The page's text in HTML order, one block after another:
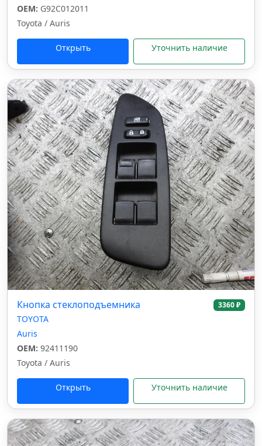
OEM: G92C012011
Toyota / Auris
Открыть Уточнить наличие
Кнопка стеклоподъемника 3360 ₽
TOYOTA
Auris
OEM: 92411190
Toyota / Auris
Открыть Уточнить наличие